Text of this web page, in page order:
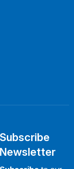
Subscribe
Newsletter